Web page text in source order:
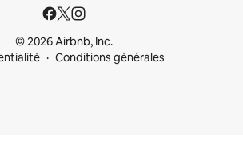
© 2026 Airbnb, Inc.
Conditions générales